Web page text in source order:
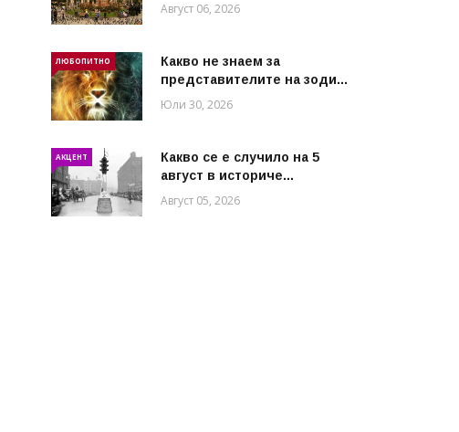
Август 06, 2026
ЛЮБОПИТНО
Какво не знаем за
представителите на зоди...
Юли 30, 2026
АКЦЕНТ
Какво се е случило на 5
август в историче...
Август 05, 2026